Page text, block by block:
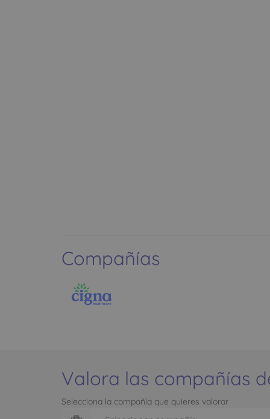
Compañías
Valora las compañías
Selecciona la compañía que quieres valorar